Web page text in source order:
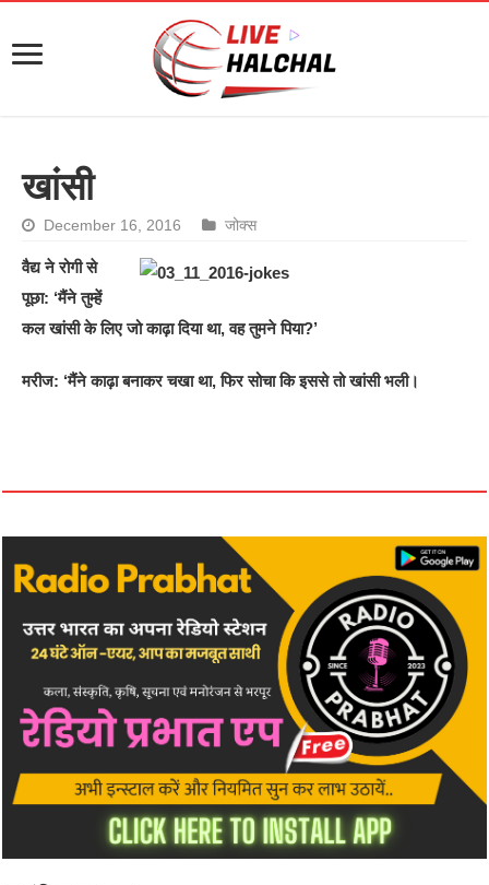
खांसी
December 16, 2016 जोक्स
वैद्य ने रोगी से
पूछा: ‘मैंने तुम्हें
कल खांसी के लिए जो काढ़ा दिया था, वह तुमने पिया?’
मरीज: ‘मैंने काढ़ा बनाकर चखा था, फिर सोचा कि इससे तो खांसी भली।